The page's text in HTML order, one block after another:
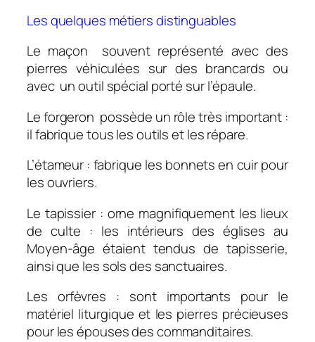
Les quelques métiers distinguables
Le maçon souvent représenté avec des
pierres véhiculées sur des brancards ou
avec un outil spécial porté sur l’épaule.
Le forgeron possède un rôle très important :
il fabrique tous les outils et les répare.
L’étameur : fabrique les bonnets en cuir pour
les ouvriers.
Le tapissier : orne magnifiquement les lieux
de culte : les intérieurs des églises au
Moyen-âge étaient tendus de tapisserie,
ainsi que les sols des sanctuaires.
Les orfèvres : sont importants pour le
matériel liturgique et les pierres précieuses
pour les épouses des commanditaires.